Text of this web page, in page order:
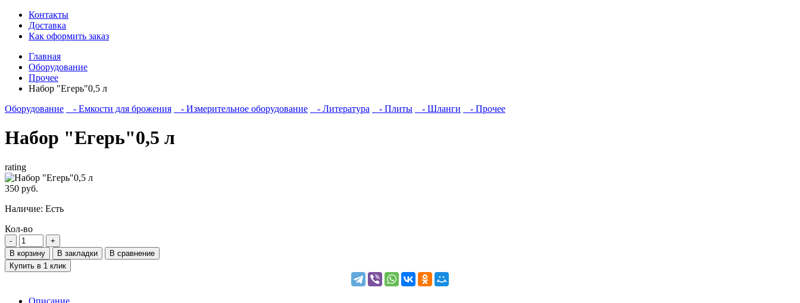
Контакты
Доставка
Как оформить заказ
Главная
Оборудование
Прочее
Набор "Егерь"0,5 л
Оборудование
- Емкости для брожения - Измерительное оборудование - Литература - Плиты - Шланги - Прочее
Набор "Егерь"0,5 л
rating
350 руб.
Наличие: Есть
Кол-во
В корзину В закладки
В сравнение
Купить в 1 клик
Описание